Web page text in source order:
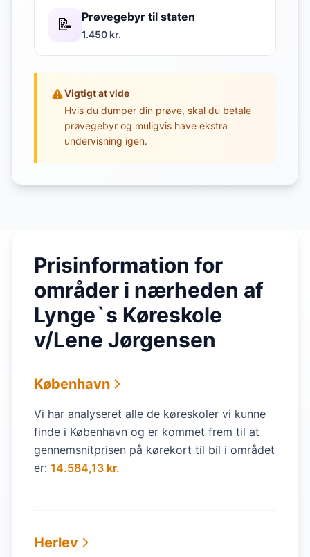
📝 Prøvegebyr til staten
1.450 kr.
Vigtigt at vide
Hvis du dumper din prøve, skal du betale
prøvegebyr og muligvis have ekstra
undervisning igen.
Prisinformation for
områder i nærheden af
Lynge`s Køreskole
v/Lene Jørgensen
København
Vi har analyseret alle de køreskoler vi kunne
finde i København og er kommet frem til at
gennemsnitprisen på kørekort til bil i området
er: 14.584,13 kr.
Herlev